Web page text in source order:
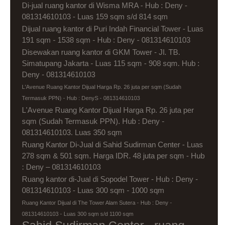
Di-jual ruang kantor di Wisma MRA - Hub : Deny -
081314610103 - Luas 159 sqm s/d 814 sqm
Dijual ruang kantor di Puri Indah Financial Tower - Luas
191 sqm - 1538 sqm - Hub : Deny - 081314610103
Disewakan ruang kantor di GKM Tower - Jl. TB.
Simatupang Jakarta - Luas 115 sqm - 908 sqm. Hub :
Deny - 081314610103
L'Avenue Ruang Kantor Dijual Harga Rp. 26 juta per sqm (Sudah
Termasuk PPN) - Hub : DenyS - 081314610103
L'Avenue Ruang Kantor Dijual Harga Rp. 26 juta per
sqm (Sudah Termasuk PPN). Hub : Deny -
081314610103. Luas 350 sqm
Ruang Kantor Di-Jual di Sahid Sudirman Center - Luas
278 sqm & 501 sqm. Harga IDR. 48 juta per sqm - Hub
: Deny – 081314610103
Ruang kantor di-Jual di Sopodel Tower - Hub : Deny -
081314610103 - Luas 300 sqm - 1000 sqm
Ruang Kantor Dijual di The Tower Alam Sutera - Hub : Deny -
081314610103 - Luas 300 sqm s/d 1100 sqm